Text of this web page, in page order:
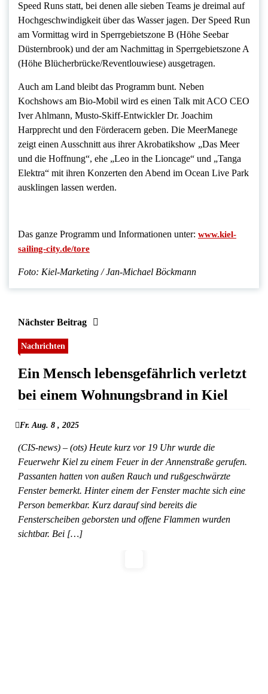
Speed Runs statt, bei denen alle sieben Teams je dreimal auf
Hochgeschwindigkeit über das Wasser jagen. Der Speed Run
am Vormittag wird in Sperrgebietszone B (Höhe Seebar
Düsternbrook) und der am Nachmittag in Sperrgebietszone A
(Höhe Blücherbrücke/Reventlouwiese) ausgetragen.
Auch am Land bleibt das Programm bunt. Neben
Kochshows am Bio-Mobil wird es einen Talk mit ACO CEO
Iver Ahlmann, Musto-Skiff-Entwickler Dr. Joachim
Harpprecht und den Förderacern geben. Die MeerManege
zeigt einen Ausschnitt aus ihrer Akrobatikshow „Das Meer
und die Hoffnung“, ehe „Leo in the Lioncage“ und „Tanga
Elektra“ mit ihren Konzerten den Abend im Ocean Live Park
ausklingen lassen werden.
Das ganze Programm und Informationen unter: www.kiel-
sailing-city.de/tore
Foto: Kiel-Marketing / Jan-Michael Böckmann
Nächster Beitrag
Nachrichten
Ein Mensch lebensgefährlich verletzt
bei einem Wohnungsbrand in Kiel
Fr. Aug. 8 , 2025
(CIS-news) – (ots) Heute kurz vor 19 Uhr wurde die
Feuerwehr Kiel zu einem Feuer in der Annenstraße gerufen.
Passanten hatten von außen Rauch und rußgeschwärzte
Fenster bemerkt. Hinter einem der Fenster machte sich eine
Person bemerkbar. Kurz darauf sind bereits die
Fensterscheiben geborsten und offene Flammen wurden
sichtbar. Bei […]